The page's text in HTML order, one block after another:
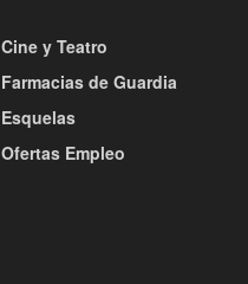
Cine y Teatro
Farmacias de Guardia
Esquelas
Ofertas Empleo